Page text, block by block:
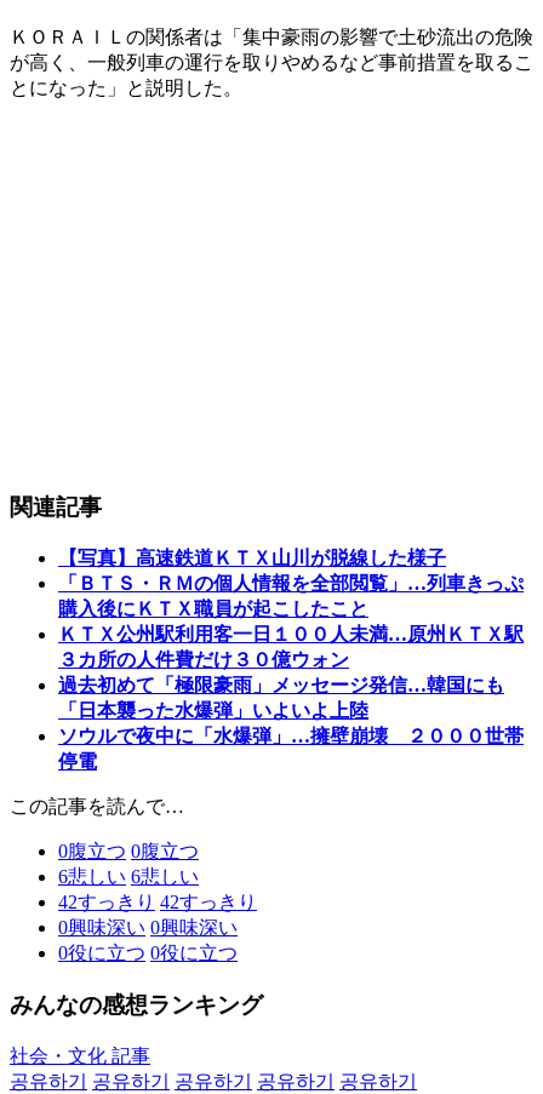
ＫＯＲＡＩＬの関係者は「集中豪雨の影響で土砂流出の危険
が高く、一般列車の運行を取りやめるなど事前措置を取るこ
とになった」と説明した。
関連記事
【写真】高速鉄道ＫＴＸ山川が脱線した様子
「ＢＴＳ・ＲＭの個人情報を全部閲覧」…列車きっぷ
購入後にＫＴＸ職員が起こしたこと
ＫＴＸ公州駅利用客一日１００人未満…原州ＫＴＸ駅
３カ所の人件費だけ３０億ウォン
過去初めて「極限豪雨」メッセージ発信…韓国にも
「日本襲った水爆弾」いよいよ上陸
ソウルで夜中に「水爆弾」…擁壁崩壊 ２０００世帯
停電
この記事を読んで…
0腹立つ 0腹立つ
6悲しい 6悲しい
42すっきり 42すっきり
0興味深い 0興味深い
0役に立つ 0役に立つ
みんなの感想ランキング
社会・文化 記事
공유하기
공유하기 공유하기 공유하기
공유하기